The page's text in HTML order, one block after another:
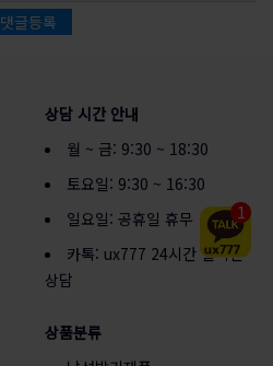
댓글등록
상담 시간 안내
월 ~ 금: 9:30 ~ 18:30
토요일: 9:30 ~ 16:30
일요일: 공휴일 휴무
카톡: ux777 24시간 실시간
상담
상품분류
1